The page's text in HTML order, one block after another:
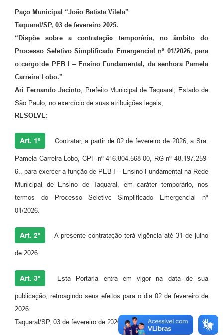
Paço Municipal “João Batista Vilela”
Taquaral/SP, 03 de fevereiro 2025.
“Dispõe sobre a contratação temporária, no âmbito do
Processo Seletivo Simplificado Emergencial nº 01/2026, para
o cargo de PEB I – Ensino Fundamental, da senhora Pamela
Carreira Lobo.”
Ari Fernando Jacinto , Prefeito Municipal de Taquaral, Estado de
São Paulo, no exercício de suas atribuições legais,
RESOLVE:
Art. 1º Contratar, a partir de 02 de fevereiro de 2026, a Sra.
Pamela Carreira Lobo, CPF nº 416.804.568-00, RG nº 48.197.259-
6., para exercer a função de PEB I – Ensino Fundamental na Rede
Municipal de Ensino de Taquaral, em caráter temporário, nos
termos do Processo Seletivo Simplificado Emergencial nº
01/2026.
Art. 2º A presente contratação terá vigência até 31 de julho
de 2026.
Art. 3º Esta Portaria entra em vigor na data de sua
publicação, retroagindo seus efeitos para o dia 02 de fevereiro de
2026.
Taquaral/SP, 03 de fevereiro de 2026.